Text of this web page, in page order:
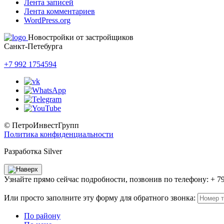
Лента записей
Лента комментариев
WordPress.org
Новостройки от застройщиков
Санкт-Петебурга
+7 992 1754594
© ПетроИнвестГрупп
Политика конфиденциальности
Разработка Silver
Узнайте прямо сейчас подробности, позвонив по телефону: +
Или просто заполните эту форму для обратного звонка:
По району